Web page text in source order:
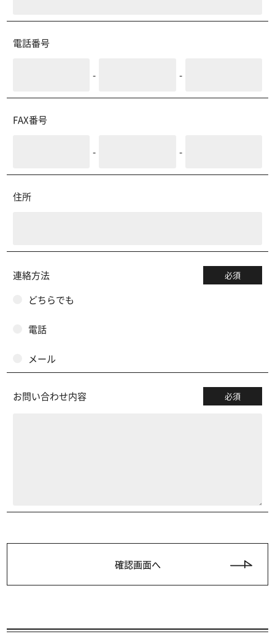
電話番号
- -
FAX番号
- -
住所
連絡方法 必須
どちらでも
電話
メール
お問い合わせ内容 必須